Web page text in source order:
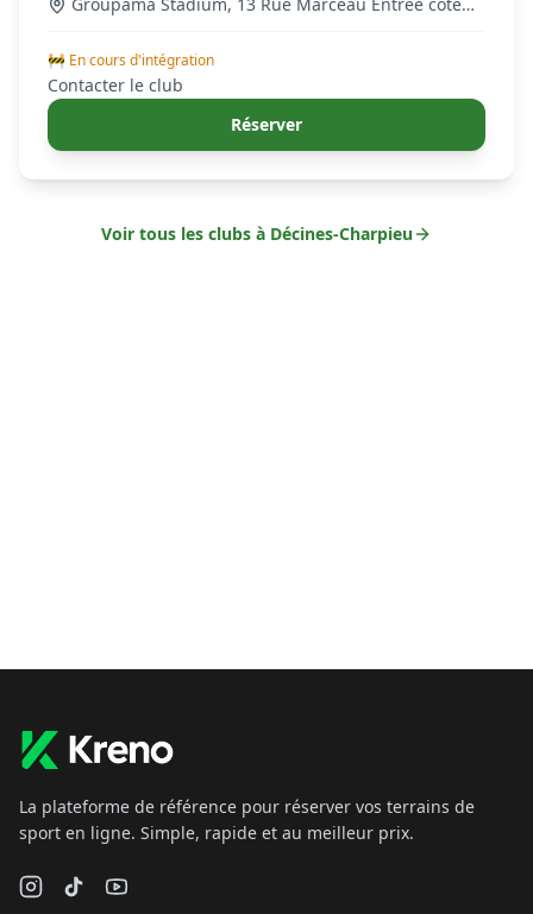
Charpieu
🚧 En cours d'intégration
Contacter le club
Réserver
Voir tous les clubs à Décines-Charpieu
La plateforme de référence pour réserver vos terrains de
sport en ligne. Simple, rapide et au meilleur prix.